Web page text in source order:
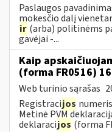
Paslaugos
mokesčio dalį
ir (arba) politinėms
gavėjai -...
Kaip
(forma FR0516)
Web turinio sąrašas
Registracijos
Metinė PVM
deklaracijos (forma